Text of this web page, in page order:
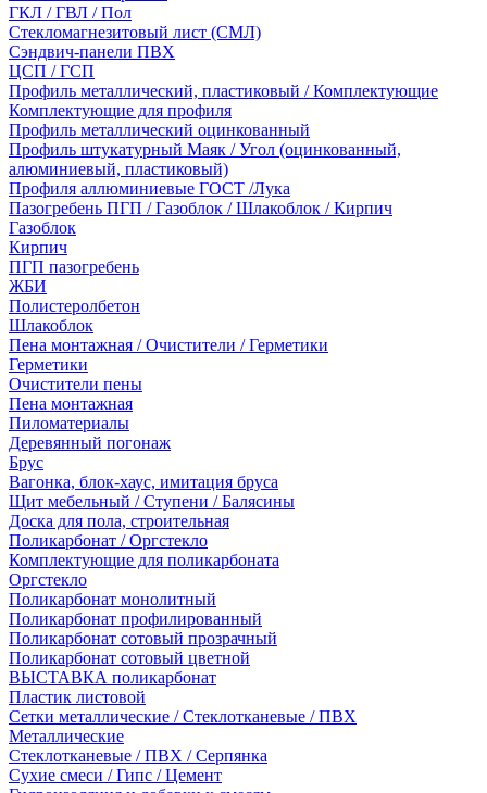
ГКЛ / ГВЛ / Пол
Стекломагнезитовый лист (СМЛ)
Сэндвич-панели ПВХ
ЦСП / ГСП
Профиль металлический, пластиковый / Комплектующие
Комплектующие для профиля
Профиль металлический оцинкованный
Профиль штукатурный Маяк / Угол (оцинкованный,
алюминиевый, пластиковый)
Профиля аллюминиевые ГОСТ /Лука
Пазогребень ПГП / Газоблок / Шлакоблок / Кирпич
Газоблок
Кирпич
ПГП пазогребень
ЖБИ
Полистеролбетон
Шлакоблок
Пена монтажная / Очистители / Герметики
Герметики
Очистители пены
Пена монтажная
Пиломатериалы
Деревянный погонаж
Брус
Вагонка, блок-хаус, имитация бруса
Щит мебельный / Ступени / Балясины
Доска для пола, строительная
Поликарбонат / Оргстекло
Комплектующие для поликарбоната
Оргстекло
Поликарбонат монолитный
Поликарбонат профилированный
Поликарбонат сотовый прозрачный
Поликарбонат сотовый цветной
ВЫСТАВКА поликарбонат
Пластик листовой
Сетки металлические / Стеклотканевые / ПВХ
Металлические
Стеклотканевые / ПВХ / Серпянка
Сухие смеси / Гипс / Цемент